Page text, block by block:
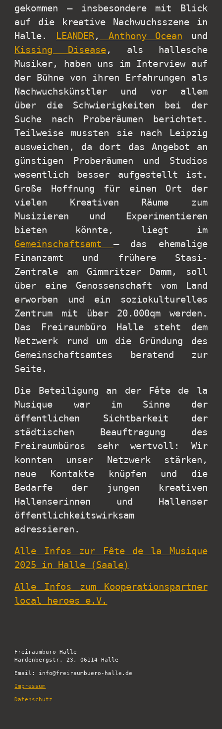
gekommen – insbesondere mit Blick
auf die kreative Nachwuchsszene in
Halle.
LEANDER, Anthony Ocean und
Kissing Disease, als hallesche
Musiker, haben uns im Interview auf
der Bühne von ihren Erfahrungen als
Nachwuchskünstler und vor allem
über die Schwierigkeiten bei der
Suche nach Proberäumen berichtet.
Teilweise mussten sie nach Leipzig
ausweichen, da dort das Angebot an
günstigen Proberäumen und Studios
wesentlich besser aufgestellt ist.
Große Hoffnung für einen Ort der
vielen Kreativen Räume zum
Musizieren und Experimentieren
bieten könnte, liegt im
Gemeinschaftsamt – das ehemalige
Finanzamt und frühere Stasi-
Zentrale am Gimmritzer Damm, soll
über eine Genossenschaft vom Land
erworben und ein soziokulturelles
Zentrum mit über 20.000qm werden.
Das Freiraumbüro Halle steht dem
Netzwerk rund um die Gründung des
Gemeinschaftsamtes beratend zur
Seite.
Die Beteiligung an der Fête de la
Musique war im Sinne der
öffentlichen Sichtbarkeit der
städtischen Beauftragung des
Freiraumbüros sehr wertvoll: Wir
konnten unser Netzwerk stärken,
neue Kontakte knüpfen und die
Bedarfe der jungen kreativen
Hallenserinnen und Hallenser
öffentlichkeitswirksam
adressieren.
Alle Infos zur Fête de la Musique
2025 in Halle (Saale)
Alle Infos zum Kooperationspartner
local heroes e.V.
Freiraumbüro Halle
Hardenbergstr. 23, 06114 Halle
Email: info@freiraumbuero-halle.de
Impressum
Datenschutz